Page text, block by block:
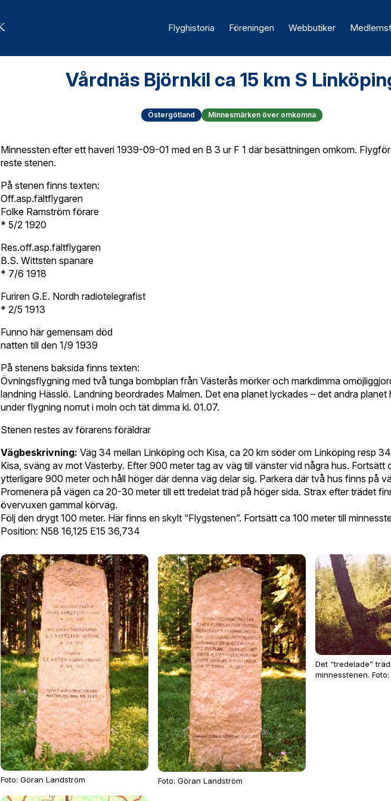
Flyghistoria Föreningen Webbutiker
Vårdnäs Björnkil ca 15 km S
Östergötland Minnesmärken över omkomna
Minnessten efter ett haveri 1939-09-01 med en B 3 ur F 1 där besättningen omkom.
reste stenen.
På stenen finns texten:
Off.asp.fältflygaren
Folke Ramström förare
* 5/2 1920
Res.off.asp.fältflygaren
B.S. Wittsten spanare
* 7/6 1918
Furiren G.E. Nordh radiotelegrafist
* 2/5 1913
Funno här gemensam död
natten till den 1/9 1939
På stenens baksida finns texten:
Övningsflygning med två tunga bombplan från Västerås mörker och markdimma
landning Hässlö. Landning beordrades Malmen. Det ena planet lyckades – det andra planet
under flygning norrut i moln och tät dimma kl. 01.07.
Stenen restes av förarens föräldrar
Vägbeskrivning: Väg 34 mellan Linköping och Kisa, ca 20 km söder om Linköping resp
Kisa, sväng av mot Västerby. Efter 900 meter tag av väg till vänster vid några hus. Fortsätt
ytterligare 900 meter och håll höger där denna väg delar sig. Parkera där två hus finns på
Promenera på vägen ca 20-30 meter till ett tredelat träd på höger sida. Strax efter trädet
övervuxen gammal körväg.
Följ den drygt 100 meter. Här finns en skylt “Flygstenen”. Fortsätt ca 100 meter till
Position: N58 16,125 E15 36,734
Foto: Göran Landström Foto: Göran Landström
Det “tredelade”
minnesstenen.